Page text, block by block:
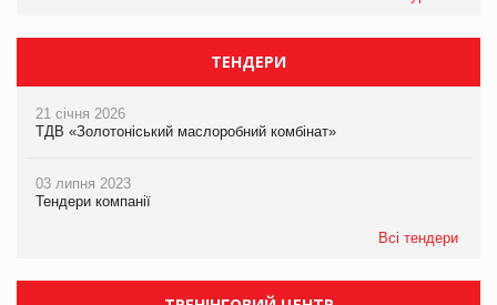
ТЕНДЕРИ
21 січня 2026
ТДВ «Золотоніський маслоробний комбінат»
03 липня 2023
Тендери компанії
Всі тендери